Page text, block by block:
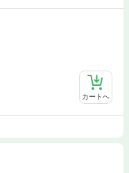
カートへ